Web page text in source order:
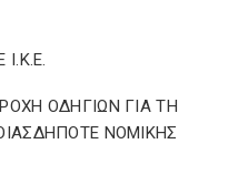
ΟΔΗΓΙΩΝ ΓΙΑ ΤΗ
ΝΟΜΙΚΗΣ